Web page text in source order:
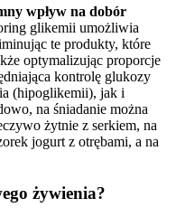
wpływ na dobór
glikemii umożliwia
te produkty, które
optymalizując proporcje
kontrolę glukozy
(hipoglikemii), jak i
na śniadanie można
żytnie z serkiem, na
jogurt z otrębami, a na
żywienia?